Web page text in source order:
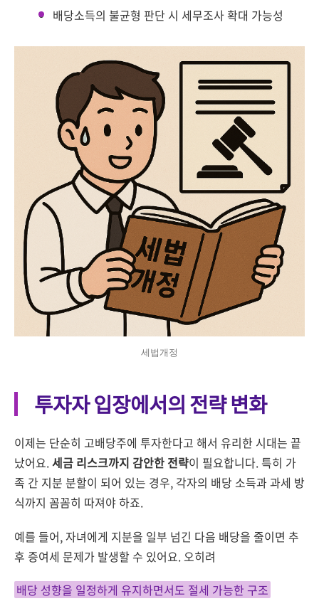
배당소득의 불균형 판단 시 세무조사 확대 가능성
세법개정
투자자 입장에서의 전략 변화
이제는 단순히 고배당주에 투자한다고 해서 유리한 시대는 끝
났어요. 세금 리스크까지 감안한 전략이 필요합니다. 특히 가
족 간 지분 분할이 되어 있는 경우, 각자의 배당 소득과 과세 방
식까지 꼼꼼히 따져야 하죠.
예를 들어, 자녀에게 지분을 일부 넘긴 다음 배당을 줄이면 추
후 증여세 문제가 발생할 수 있어요. 오히려
배당 성향을 일정하게 유지하면서도 절세 가능한 구조